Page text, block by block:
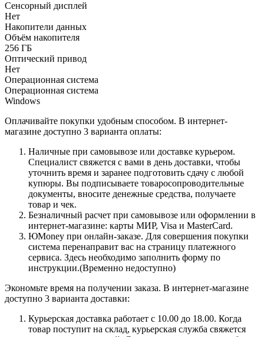
Сенсорный дисплей
Нет
Накопители данных
Объём накопителя
256 ГБ
Оптический привод
Нет
Операционная система
Операционная система
Windows
Оплачивайте покупки удобным способом. В интернет-
магазине доступно 3 варианта оплаты:
Наличные при самовывозе или доставке курьером.
Специалист свяжется с вами в день доставки, чтобы
уточнить время и заранее подготовить сдачу с любой
купюры. Вы подписываете товаросопроводительные
документы, вносите денежные средства, получаете
товар и чек.
Безналичный расчет при самовывозе или оформлении в
интернет-магазине: карты МИР, Visa и MasterCard.
ЮMoney при онлайн-заказе. Для совершения покупки
система перенаправит вас на страницу платежного
сервиса. Здесь необходимо заполнить форму по
инструкции.(Временно недоступно)
Экономьте время на получении заказа. В интернет-магазине
доступно 3 варианта доставки:
Курьерская доставка работает с 10.00 до 18.00. Когда
товар поступит на склад, курьерская служба свяжется